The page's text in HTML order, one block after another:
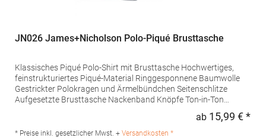
JN026 James+Nicholson Polo-Piqué Brusttasche
Klassisches Piqué Polo-Shirt mit Brusttasche Hochwertiges,
feinstrukturiertes Piqué-Material Ringgesponnene Baumwolle
Gestrickter Polokragen und Ärmelbündchen Seitenschlitze
Aufgesetzte Brusttasche Nackenband Knöpfe Ton-in-Ton
g/m²Materialzusammensetzung: 60% Baumwolle / 40%
PolyesterAngaben zur Produktsicherheit: Herst.-Nr.:
ab 15,99 € *
* Preise inkl. gesetzlicher Mwst. + Versandkosten *